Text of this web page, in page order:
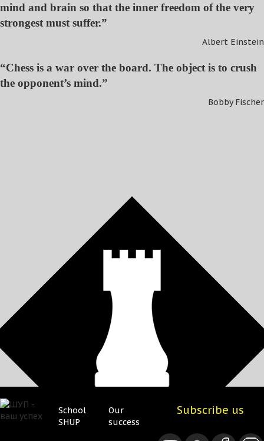
mind and brain so that the inner freedom of the very
strongest must suffer.”
Albert Einstein
“Chess is a war over the board. The object is to crush
the opponent’s mind.”
Bobby Fischer
Leave request
Нижнее
School
SHUP
Нижнее
Our
success
Subscribe us